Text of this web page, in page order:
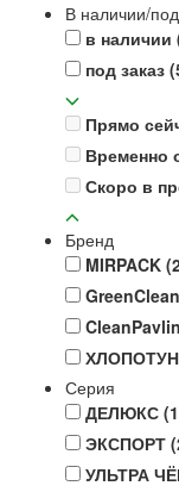
В наличии/
в наличии
под заказ
Прямо
Временно
Скоро в
Бренд
MIRPACK
GreenClean
ХЛОПОТУН
Серия
ДЕЛЮКС
ЭКСПОРТ
УЛЬТРА